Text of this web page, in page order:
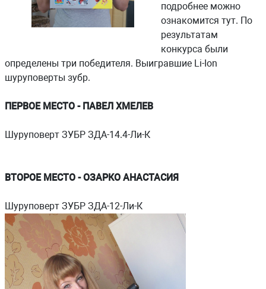
подробнее можно
ознакомится тут. По
результатам
конкурса были
определены три победителя. Выигравшие Li-Ion
шуруповерты зубр.
ПЕРВОЕ МЕСТО - ПАВЕЛ ХМЕЛЕВ
Шуруповерт ЗУБР ЗДА-14.4-Ли-К
ВТОРОЕ МЕСТО - ОЗАРКО АНАСТАСИЯ
Шуруповерт ЗУБР ЗДА-12-Ли-К